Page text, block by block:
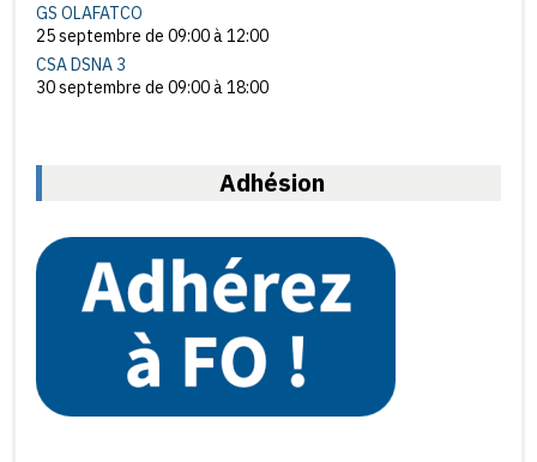
GS OLAFATCO
25 septembre de 09:00à 12:00
CSA DSNA 3
30 septembre de 09:00à 18:00
Adhésion